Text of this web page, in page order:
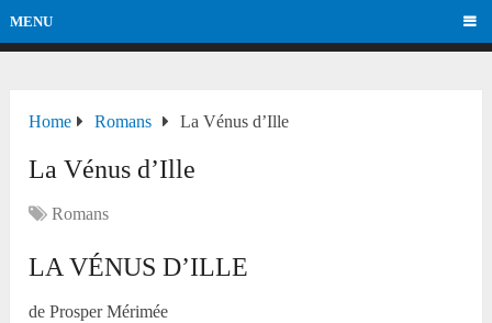
MENU
Home Romans La Vénus d’Ille
La Vénus d’Ille
Romans
LA VÉNUS D’ILLE
de Prosper Mérimée